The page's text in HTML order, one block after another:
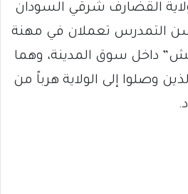
القضارف شرقي السودان
التمدرس تعملان في مهنة
داخل سوق المدينة، وهما
وصلوا إلى الولاية هرباً من